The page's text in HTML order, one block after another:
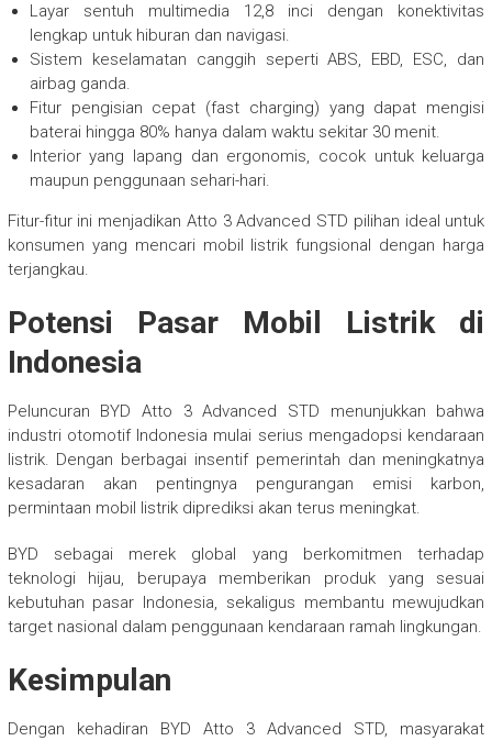
Layar sentuh multimedia 12,8 inci dengan konektivitas
lengkap untuk hiburan dan navigasi.
Sistem keselamatan canggih seperti ABS, EBD, ESC, dan
airbag ganda.
Fitur pengisian cepat (fast charging) yang dapat mengisi
baterai hingga 80% hanya dalam waktu sekitar 30 menit.
Interior yang lapang dan ergonomis, cocok untuk keluarga
maupun penggunaan sehari-hari.
Fitur-fitur ini menjadikan Atto 3 Advanced STD pilihan ideal untuk
konsumen yang mencari mobil listrik fungsional dengan harga
terjangkau.
Potensi Pasar Mobil Listrik di
Indonesia
Peluncuran BYD Atto 3 Advanced STD menunjukkan bahwa
industri otomotif Indonesia mulai serius mengadopsi kendaraan
listrik. Dengan berbagai insentif pemerintah dan meningkatnya
kesadaran akan pentingnya pengurangan emisi karbon,
permintaan mobil listrik diprediksi akan terus meningkat.
BYD sebagai merek global yang berkomitmen terhadap
teknologi hijau, berupaya memberikan produk yang sesuai
kebutuhan pasar Indonesia, sekaligus membantu mewujudkan
target nasional dalam penggunaan kendaraan ramah lingkungan.
Kesimpulan
Dengan kehadiran BYD Atto 3 Advanced STD, masyarakat